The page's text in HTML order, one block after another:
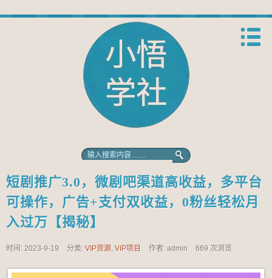
短剧推广3.0，微剧吧渠道高收益，多平台
可操作，广告+支付双收益，0粉丝轻松月
入过万【揭秘】
时间: 2023-9-19 分类: VIP资源, VIP项目 作者: admin 669 次浏览